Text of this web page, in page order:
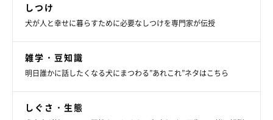
しつけ
犬が人と幸せに暮らすために必要なしつけを専門家が伝授
雑学・豆知識
明日誰かに話したくなる犬にまつわる”あれこれ”ネタはこちら
しぐさ・生態